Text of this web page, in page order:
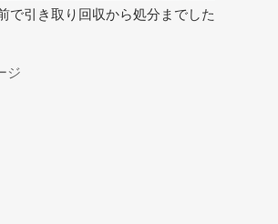
で引き取り回収から処分までした
ジ